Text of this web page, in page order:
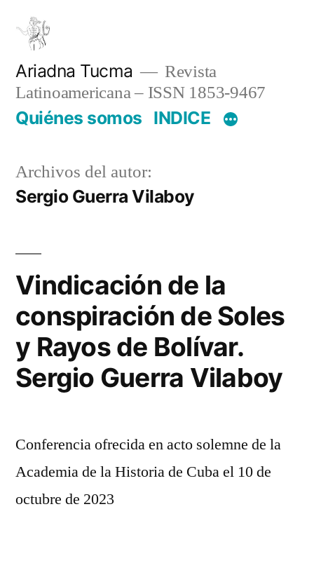
Saltar
contenido
Ariadna Tucma
Revista
Latinoamericana – ISSN 1853-9467
Quiénes somos INDICE
Archivos del autor:
Sergio Guerra Vilaboy
Vindicación de la
conspiración de Soles
y Rayos de Bolívar.
Sergio Guerra Vilaboy
Conferencia ofrecida en acto solemne de la
Academia de la Historia de Cuba el 10 de
octubre de 2023